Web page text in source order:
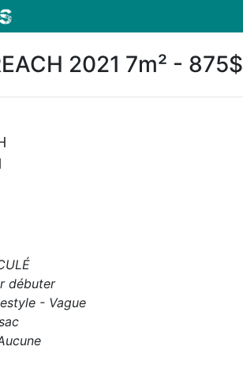
2021 7m² - 875$
débuter
- Vague